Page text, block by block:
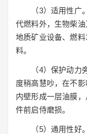
（3）适用性广。
代燃料外，生物柴油
地质矿业设备、燃
料。
（4）保护动力旁
度稍高慧吵，在不
内壁形成一层油膜
件前启侍磨损。
（5）通用性好。